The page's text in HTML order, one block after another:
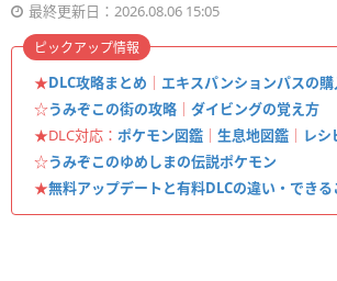
最終更新日：2026.08.06 15:05
★DLC攻略まとめ ｜ エキスパンションパスの
☆うみぞこの街の攻略 ｜ ダイビングの覚え方
★DLC対応： ポケモン図鑑 ｜ 生息地図鑑 ｜ レシ
☆うみぞこのゆめしまの伝説ポケモン
★無料アップデートと有料DLCの違い・できる
ピックアップ情報